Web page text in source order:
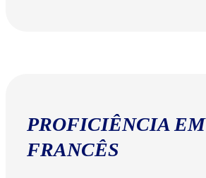
PROFICIÊNCIA EM
FRANCÊS